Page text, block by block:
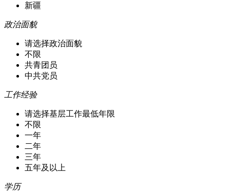
新疆
政治面貌
请选择政治面貌
不限
共青团员
中共党员
工作经验
请选择基层工作最低年限
不限
一年
二年
三年
五年及以上
学历